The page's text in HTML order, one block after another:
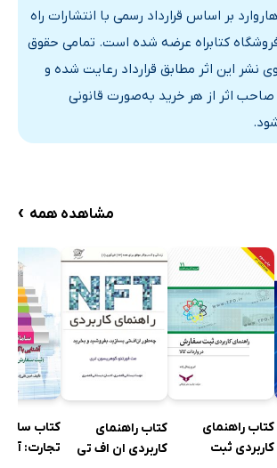
بر اساس قرارداد رسمی با انتشارات راه
کتابراه عرضه شده است. تمامی حقوق
نشر این اثر مطابق قرارداد رعایت شده و
اثر از هر خرید به‌صورت قانونی
مشاهده همه ›
کتاب راهنمای
کاربردی ثبت
کتاب راهنمای
کاربردی ان اف تی
کتاب
تجارت: